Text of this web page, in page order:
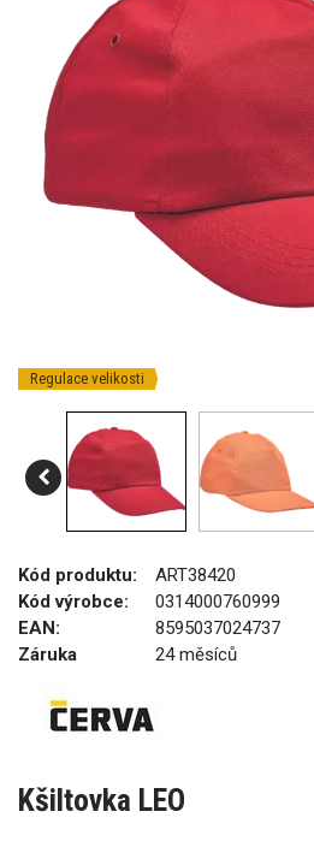
Regulace velikosti
Kód produktu:
ART38420
Kód výrobce:
0314000760999
EAN:
8595037024737
Záruka
24 měsíců
Kšiltovka LEO